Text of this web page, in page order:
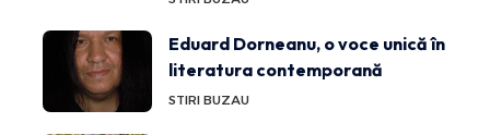
Eduard Dorneanu, o voce unică în
literatura contemporană
STIRI BUZAU